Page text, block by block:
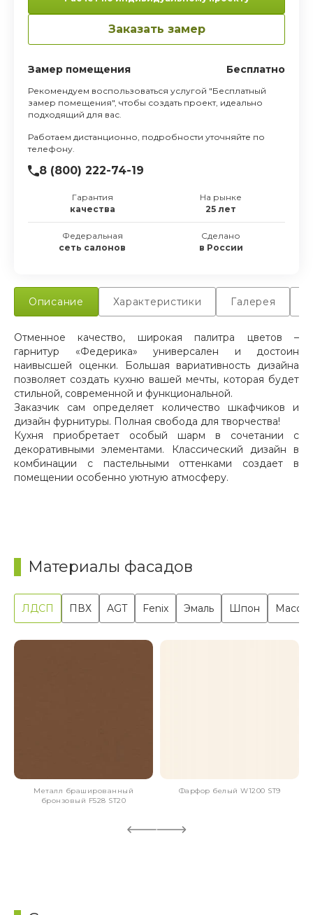
столешница ДСП пластик;
столешницы;
ABS 1 мм;
2,4м.
Заказать замер
Замер помещения Бесплатно
Рекомендуем воспользоваться услугой "Бесплатный
замер помещения", чтобы создать проект, идеально
подходящий для вас.
Работаем дистанционно, подробности уточняйте по
телефону.
8 (800) 222-74-19
Гарантия
качества
На рынке
25 лет
Федеральная
сеть салонов
Сделано
в России
Описание Характеристики Галерея
Отменное качество, широкая палитра цветов –
гарнитур «Федерика» универсален и достоин
наивысшей оценки. Большая вариативность дизайна
позволяет создать кухню вашей мечты, которая будет
стильной, современной и функциональной.
Заказчик сам определяет количество шкафчиков и
дизайн фурнитуры. Полная свобода для творчества!
Кухня приобретает особый шарм в сочетании с
декоративными элементами. Классический дизайн в
комбинации с пастельными оттенками создает в
помещении особенно уютную атмосферу.
Материалы фасадов
ЛДСП ПВХ AGT Fenix Эмаль Шпон Массив
Металл брашированный
бронзовый F528 ST20
Фарфор белый W1200 ST9